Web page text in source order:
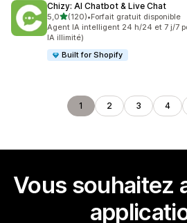
Chizy: AI Chatbot & Live Chat
5,0étoile(s) sur 5
(120)
120 avis au total
•Forfait gratuit disponible
Agent IA intelligent 24 h/24 et 7 j/7
IA illimité)
Built for Shopify
1 2 3 4
Vous souhaitez